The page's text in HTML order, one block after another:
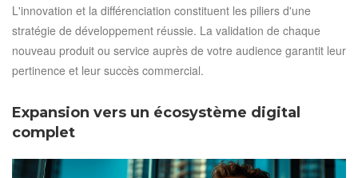
L'innovation et la différenciation constituent les piliers d'une
stratégie de développement réussie. La validation de chaque
nouveau produit ou service auprès de votre audience garantit leur
pertinence et leur succès commercial.
Expansion vers un écosystème digital
complet